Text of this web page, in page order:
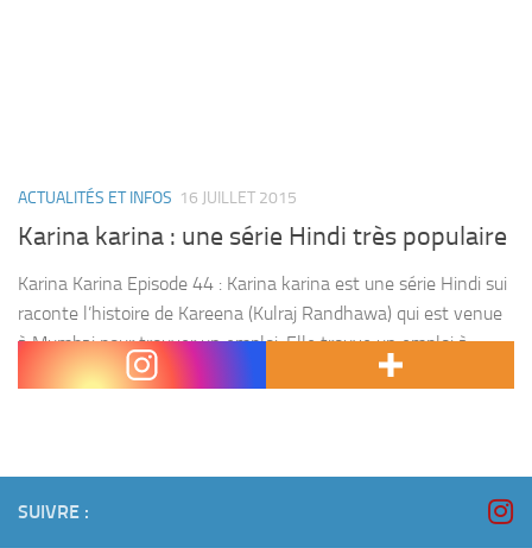
ACTUALITÉS ET INFOS 16 JUILLET 2015
Karina karina : une série Hindi très populaire
Karina Karina Episode 44 : Karina karina est une série Hindi sui
raconte l’histoire de Kareena (Kulraj Randhawa) qui est venue
à Mumbai pour trouver un emploi. Elle trouve un emploi à
Chamatkar Soaps qui...
SUIVRE :